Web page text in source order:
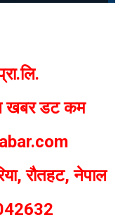
खबर डट कम
रौतहट, नेपाल